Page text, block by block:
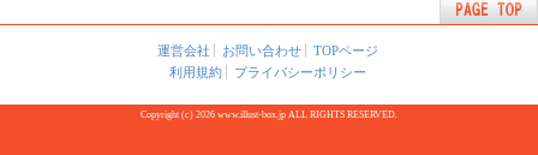
運営会社 お問い合わせ
TOPページ
利用規約
プライバシーポリシー
Copyright (c) 2026 www.illust-box.jp ALL RIGHTS RESERVED.